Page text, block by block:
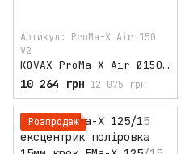
Артикул: ProMa-X Air 150
V2
KOVAX ProMa-X Air Ø150mm V2
10 264 грн 12 075 грн
Розпродаж